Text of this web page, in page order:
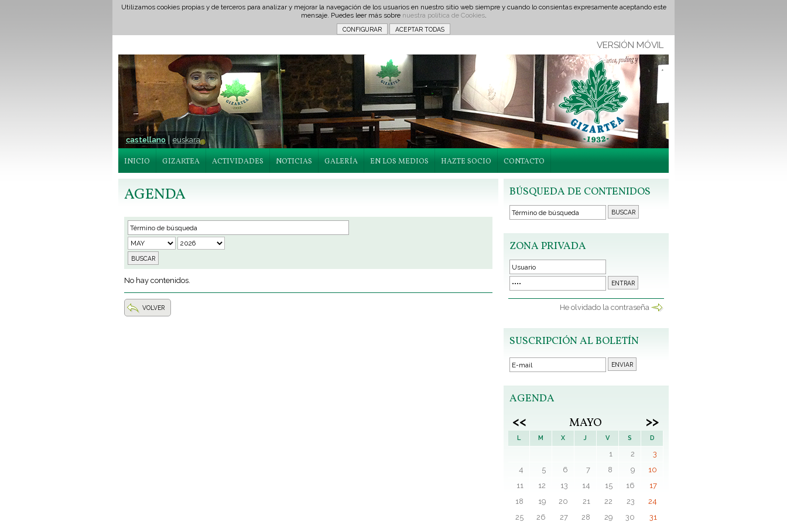
Utilizamos cookies propias y de terceros para analizar y mejorar la navegación de los usuarios en nuestro sitio web siempre y cuando lo consientas expresamente aceptando este
mensaje. Puedes leer más sobre nuestra política de Cookies.
VERSIÓN MÓVIL
castellano euskara
INICIO GIZARTEA ACTIVIDADES NOTICIAS GALERÍA EN LOS MEDIOS HAZTE SOCIO CONTACTO
BÚSQUEDA DE CONTENIDOS
ZONA PRIVADA
He olvidado la contraseña
SUSCRIPCIÓN AL BOLETÍN
AGENDA
<< MAYO >>
L M X J V S D
1 2
3
4
5 6 7 8 9
10
11
12 13 14 15 16
17
18
19 20 21 22 23
24
25
26 27 28 29 30 31
AGENDA
No hay contenidos.
VOLVER